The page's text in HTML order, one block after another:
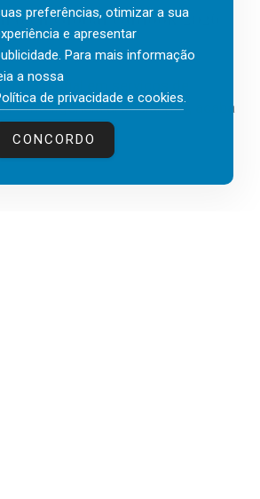
Global Outlook 2026
global em serviços de
e inteligência artificial (IA), acaba
preferências, otimizar a sua
e apresentar
Para mais informação
a nossa
de privacidade e cookies.
CONCORDO